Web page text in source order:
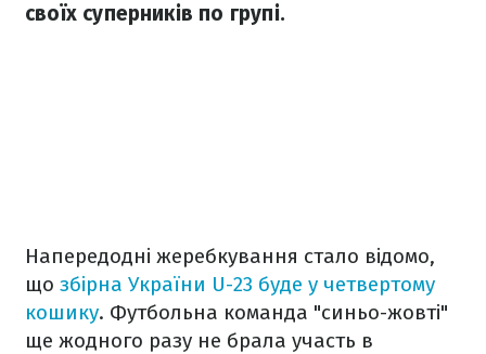
своїх суперників по групі.
Напередодні жеребкування стало відомо,
що збірна України U-23 буде у четвертому
кошику. Футбольна команда "синьо-жовті"
ще жодного разу не брала участь в